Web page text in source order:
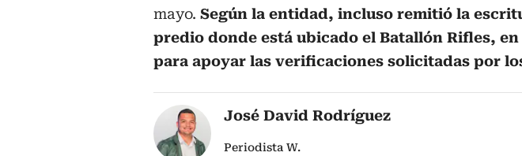
mayo. Según la entidad, incluso remitió la
predio donde está ubicado el Batallón Rifles,
para apoyar las verificaciones solicitadas por
José David Rodríguez
Periodista W.